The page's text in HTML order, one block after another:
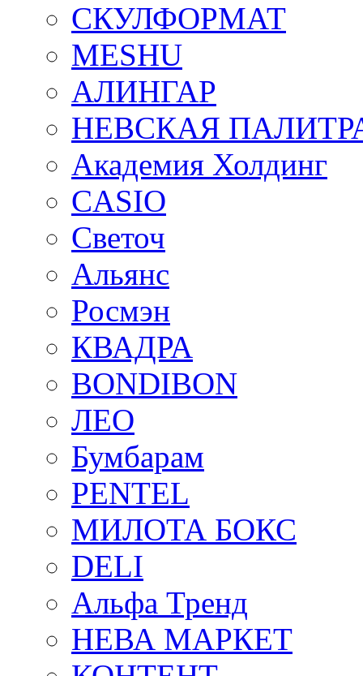
СКУЛФОРМАТ
MESHU
АЛИНГАР
НЕВСКАЯ
Академия Холдинг
CASIO
Светоч
Альянс
Росмэн
КВАДРА
BONDIBON
ЛЕО
Бумбарам
PENTEL
МИЛОТА БОКС
DELI
Альфа Тренд
НЕВА МАРКЕТ